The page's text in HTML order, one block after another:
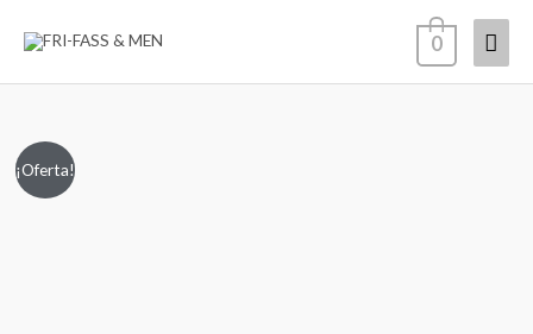
0
¡Oferta!
Vestido
cruzado